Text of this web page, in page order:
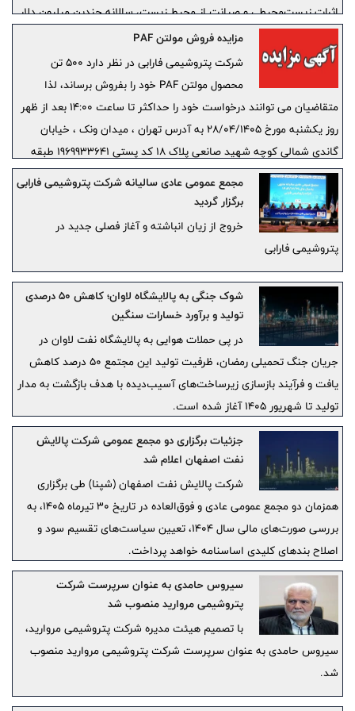
اثرات زیست‌محیطی و صیانت از محیط زیست، سالانه چندین میلیون دلار
درآمد برای شرکت به همراه خواهد داشت.
مزایده فروش مولتن PAF
شرکت پتروشیمی فارابی در نظر دارد 500 تن
محصول مولتن PAF خود را بفروش برساند، لذا
متقاضیان می توانند درخواست خود را حداکثر تا ساعت 14:00 بعد از ظهر
روز یکشنبه مورخ 28/04/1405 به آدرس تهران ، میدان ونک ، خیابان
گاندی شمالی کوچه شهید صانعی پلاک 18 کد پستی 1969933641 طبقه
اول دفتر مدیر عامل به صورت پاکت در بسته ارسال فرمایند.
مجمع عمومی عادی سالیانه شرکت پتروشیمی فارابی
برگزار گردید
خروج از زیان انباشته و آغاز فصلی جدید در
پتروشیمی فارابی
شوک جنگی به پالایشگاه لاوان؛ کاهش ۵۰ درصدی
تولید و برآورد خسارات سنگین
در پی حملات هوایی به پالایشگاه نفت لاوان در
جریان جنگ تحمیلی رمضان، ظرفیت تولید این مجتمع ۵۰ درصد کاهش
یافت و فرآیند بازسازی زیرساخت‌های آسیب‌دیده با هدف بازگشت به مدار
تولید تا شهریور ۱۴۰۵ آغاز شده است.
جزئیات برگزاری دو مجمع عمومی شرکت پالایش
نفت اصفهان اعلام شد
شرکت پالایش نفت اصفهان (شپنا) طی برگزاری
همزمان دو مجمع عمومی عادی و فوق‌العاده در تاریخ ۳۰ تیرماه ۱۴۰۵، به
بررسی صورت‌های مالی سال ۱۴۰۴، تعیین سیاست‌های تقسیم سود و
اصلاح بندهای کلیدی اساسنامه خواهد پرداخت.
سیروس حامدی به عنوان سرپرست شرکت
پتروشیمی مروارید منصوب شد
با تصمیم هیئت‌ مدیره شرکت پتروشیمی مروارید،
سیروس حامدی به عنوان سرپرست شرکت پتروشیمی مروارید منصوب
شد.